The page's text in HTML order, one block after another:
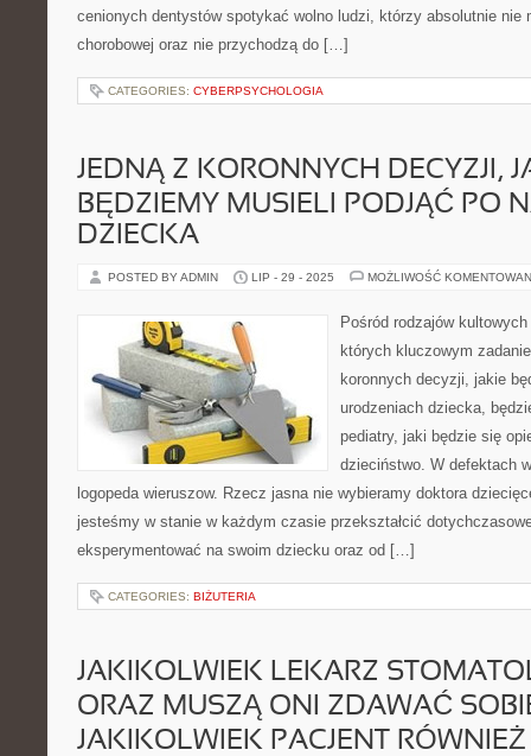
cenionych dentystów spotykać wolno ludzi, którzy absolutnie nie
chorobowej oraz nie przychodzą do […]
CATEGORIES: CYBERPSYCHOLOGIA
JEDNĄ Z KORONNYCH DECYZJI,
BĘDZIEMY MUSIELI PODJĄĆ PO
DZIECKA
POSTED BY ADMIN LIP - 29 - 2025 MOŻLIWOŚĆ
Pośród rodzajów
których kluczowym
koronnych decyzji, jakie
urodzeniach dziecka,
pediatry, jaki będzie się
dzieciństwo. W defektach
logopeda wieruszow. Rzecz jasna nie wybieramy doktora
jesteśmy w stanie w każdym czasie przekształcić
eksperymentować na swoim dziecku oraz od […]
CATEGORIES: BIŻUTERIA
JAKIKOLWIEK LEKARZ
ORAZ MUSZĄ ONI ZDAWAĆ
JAKIKOLWIEK PACJENT RÓWNIEŻ